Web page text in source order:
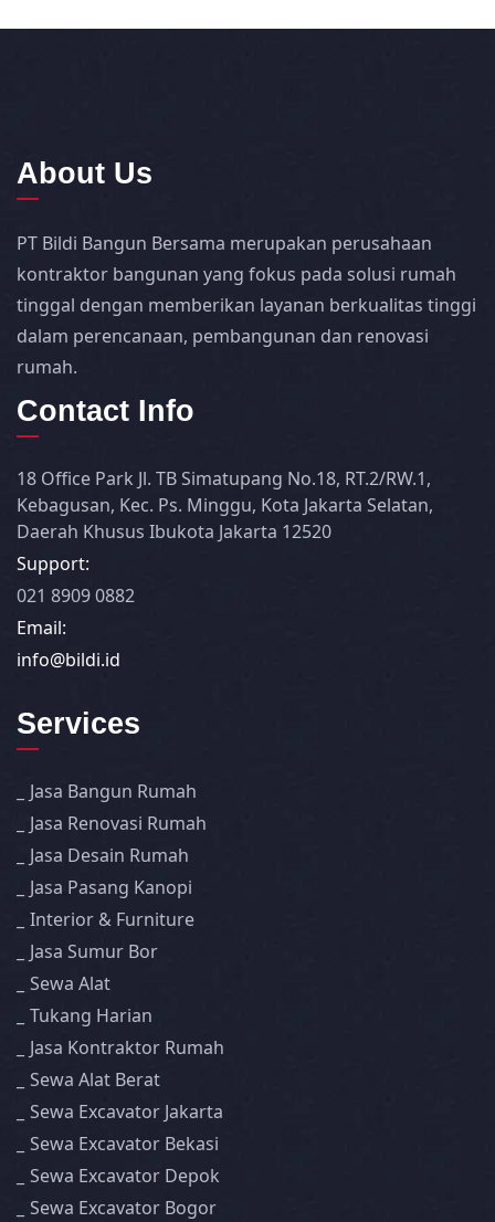
About Us
PT Bildi Bangun Bersama merupakan perusahaan
kontraktor bangunan yang fokus pada solusi rumah
tinggal dengan memberikan layanan berkualitas tinggi
dalam perencanaan, pembangunan dan renovasi
rumah.
Contact Info
18 Office Park Jl. TB Simatupang No.18, RT.2/RW.1,
Kebagusan, Kec. Ps. Minggu, Kota Jakarta Selatan,
Daerah Khusus Ibukota Jakarta 12520
Support:
021 8909 0882
Email:
info@bildi.id
Services
Jasa Bangun Rumah
Jasa Renovasi Rumah
Jasa Desain Rumah
Jasa Pasang Kanopi
Interior & Furniture
Jasa Sumur Bor
Sewa Alat
Tukang Harian
Jasa Kontraktor Rumah
Sewa Alat Berat
Sewa Excavator Jakarta
Sewa Excavator Bekasi
Sewa Excavator Depok
Sewa Excavator Bogor